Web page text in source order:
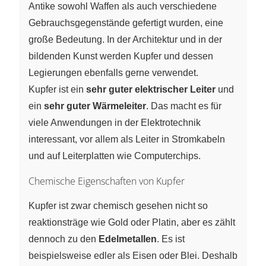
Antike sowohl Waffen als auch verschiedene
Gebrauchsgegenstände gefertigt wurden, eine
große Bedeutung. In der Architektur und in der
bildenden Kunst werden Kupfer und dessen
Legierungen ebenfalls gerne verwendet.
Kupfer ist ein sehr guter elektrischer Leiter und
ein sehr guter Wärmeleiter. Das macht es für
viele Anwendungen in der Elektrotechnik
interessant, vor allem als Leiter in Stromkabeln
und auf Leiterplatten wie Computerchips.
Chemische Eigenschaften von Kupfer
Kupfer ist zwar chemisch gesehen nicht so
reaktionsträge wie Gold oder Platin, aber es zählt
dennoch zu den Edelmetallen. Es ist
beispielsweise edler als Eisen oder Blei. Deshalb